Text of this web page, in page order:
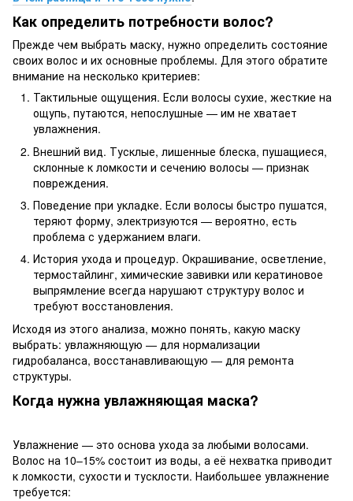
Как определить потребности волос?
Прежде чем выбрать маску, нужно определить состояние
своих волос и их основные проблемы. Для этого обратите
внимание на несколько критериев:
Тактильные ощущения. Если волосы сухие, жесткие на
ощупь, путаются, непослушные — им не хватает
увлажнения.
Внешний вид. Тусклые, лишенные блеска, пушащиеся,
склонные к ломкости и сечению волосы — признак
повреждения.
Поведение при укладке. Если волосы быстро пушатся,
теряют форму, электризуются — вероятно, есть
проблема с удержанием влаги.
История ухода и процедур. Окрашивание, осветление,
термостайлинг, химические завивки или кератиновое
выпрямление всегда нарушают структуру волос и
требуют восстановления.
Исходя из этого анализа, можно понять, какую маску
выбрать: увлажняющую — для нормализации
гидробаланса, восстанавливающую — для ремонта
структуры.
Когда нужна увлажняющая маска?
Увлажнение — это основа ухода за любыми волосами.
Волос на 10–15% состоит из воды, а её нехватка приводит
к ломкости, сухости и тусклости. Наибольшее увлажнение
требуется: